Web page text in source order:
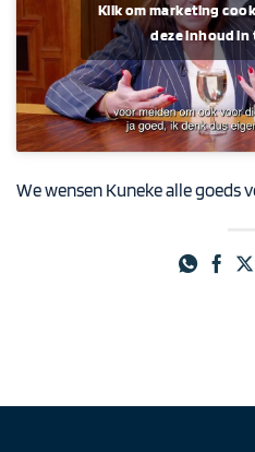
Klik om marketing
deze inhoud in
We wensen Kunekealle goeds